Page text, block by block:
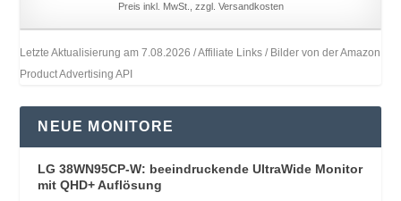
Preis inkl. MwSt., zzgl. Versandkosten
Letzte Aktualisierung am 7.08.2026 / Affiliate Links / Bilder von der Amazon
Product Advertising API
NEUE MONITORE
LG 38WN95CP-W: beeindruckende UltraWide Monitor
mit QHD+ Auflösung